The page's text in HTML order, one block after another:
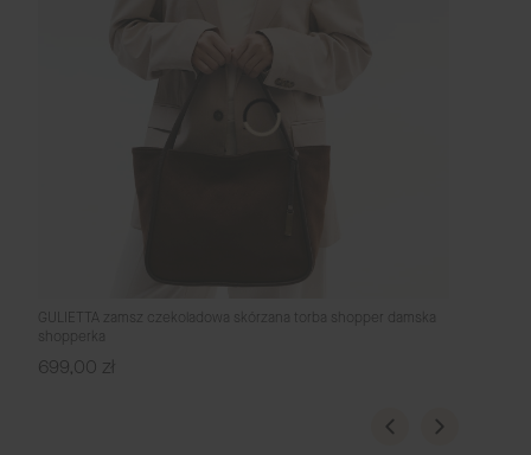
GULIETTA zamsz czekoladowa skórzana torba shopper damska
shopperka
Cena
699,00 zł